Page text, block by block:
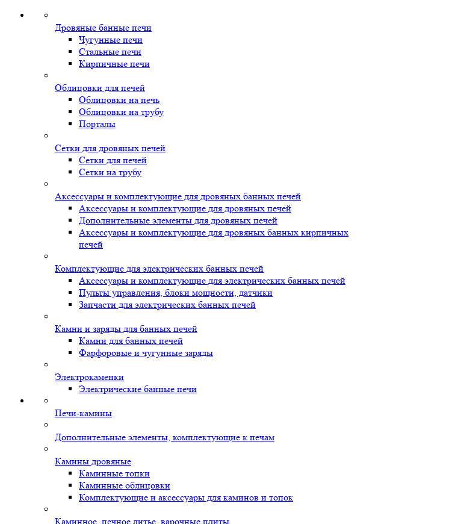
Дровяные банные печи
Чугунные печи
Стальные печи
Кирпичные печи
Облицовки для печей
Облицовки на печь
Облицовки на трубу
Порталы
Сетки для дровяных печей
Сетки для печей
Сетки на трубу
Аксессуары и комплектующие для дровяных банных печей
Аксессуары и комплектующие для дровяных печей
Дополнительные элементы для дровяных печей
Аксессуары и комплектующие для дровяных банных кирпичных
печей
Комплектующие для электрических банных печей
Аксессуары и комплектующие для электрических банных печей
Пульты управления, блоки мощности, датчики
Запчасти для электрических банных печей
Камни и заряды для банных печей
Камни для банных печей
Фарфоровые и чугунные заряды
Электрокаменки
Электрические банные печи
Печи-камины
Дополнительные элементы, комплектующие к печам
Камины дровяные
Каминные топки
Каминные облицовки
Комплектующие и аксессуары для каминов и топок
Каминное, печное литье, варочные плиты